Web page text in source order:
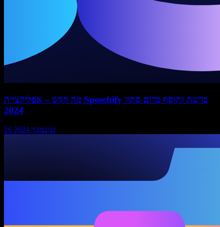
מה חדש – אפליקציית Speechify ברשת ותוסף כרום סתיו
2024
16 בנובמבר 2024